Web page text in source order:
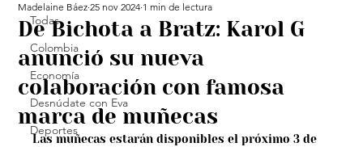
Todas
Colombia
Economía
Desnúdate con Eva
Deportes
De Bichota a Bratz: Karol G
anunció su nueva
colaboración con famosa
marca de muñecas
Madelaine Báez 25 nov 2024 1 min de lectura
Las muñecas estarán disponibles el próximo 3 de